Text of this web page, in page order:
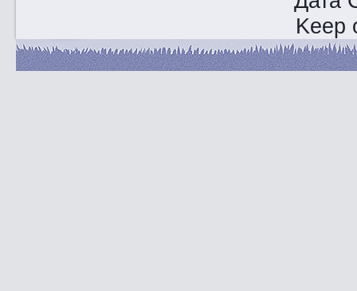
Keep